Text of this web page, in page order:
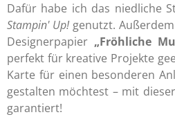
Dafür habe ich das niedliche
Stampin' Up!genutzt.
Designerpapier „Fröhliche
perfekt für kreative Projekte
Karte für einen besonderen
gestalten möchtest – mit
garantiert!